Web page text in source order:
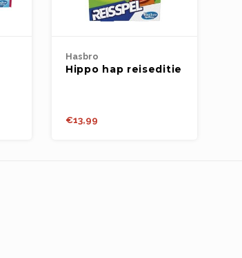
Hasbro
Hippo hap reiseditie
€13,99